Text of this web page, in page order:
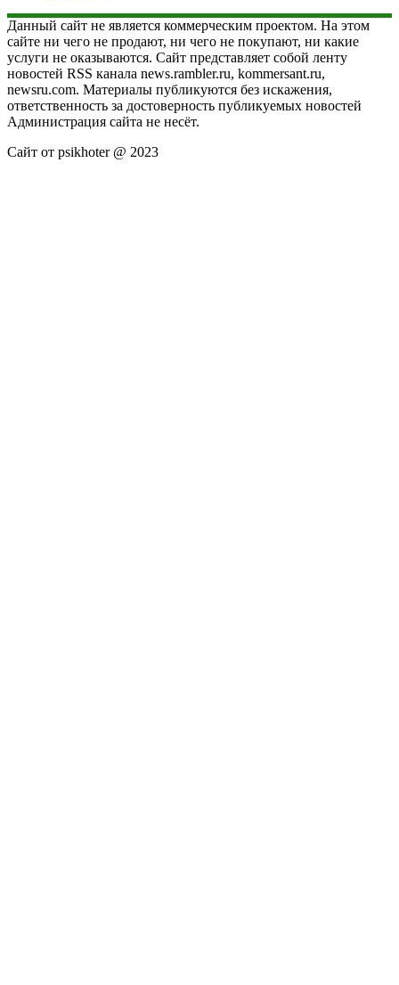
Данный сайт не является коммерческим проектом. На этом
сайте ни чего не продают, ни чего не покупают, ни какие
услуги не оказываются. Сайт представляет собой ленту
новостей RSS канала news.rambler.ru, kommersant.ru,
newsru.com. Материалы публикуются без искажения,
ответственность за достоверность публикуемых новостей
Администрация сайта не несёт.
Сайт от psikhoter @ 2023